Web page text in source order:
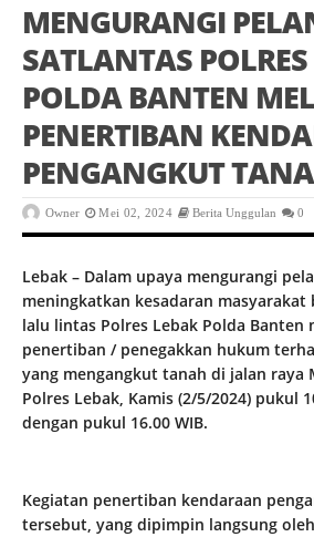
MENGURANGI
SATLANTAS
POLDA BANTEN
PENERTIBAN
PENGANGKUT
Owner Mei 02, 2024 Berita Unggulan 0
Lebak – Dalam upaya mengurangi
meningkatkan kesadaran
lalu lintas Polres Lebak Polda Banten
penertiban / penegakkan hukum
yang mengangkut tanah di jalan raya
Polres Lebak, Kamis (2/5/2024) pukul
dengan pukul 16.00 WIB.
Kegiatan penertiban kendaraan
tersebut, yang dipimpin langsung